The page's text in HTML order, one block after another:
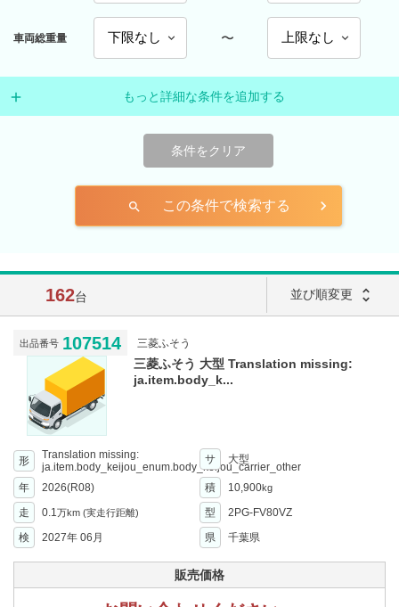
車両総重量 〜
もっと詳細な条件を追加する
条件をクリア
search この条件で検索する
162台 並び順変更 unfold_more
出品番号 107514 三菱ふそう
三菱ふそう 大型 Translation missing:
ja.item.body_k...
形
Translation missing:
ja.item.body_keijou_enum.body_keijou_carrier_other
サ 大型
年 2026(R08) 積 10,900kg
走 0.1万km (実走行距離) 型
2PG-FV80VZ
検
2027年 06月 県 千葉県
販売価格